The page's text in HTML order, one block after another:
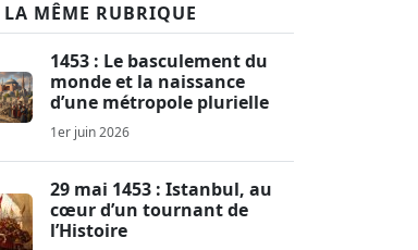
MÊME RUBRIQUE
1453 : Le basculement du
monde et la naissance
d’une métropole plurielle
1er juin 2026
29 mai 1453 : Istanbul, au
cœur d’un tournant de
l’Histoire